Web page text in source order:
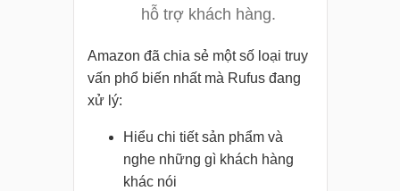
hỗ trợ khách hàng.
Amazon đã chia sẻ một số loại truy
vấn phổ biến nhất mà Rufus đang
xử lý:
Hiểu chi tiết sản phẩm và
nghe những gì khách hàng
khác nói